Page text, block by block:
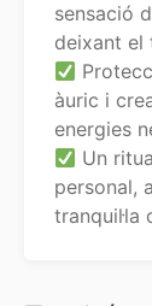
sensació
deixant el
àuric i
energies
Un
personal,